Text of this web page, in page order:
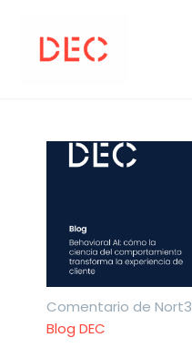
Comentario de Nort3
Blog DEC